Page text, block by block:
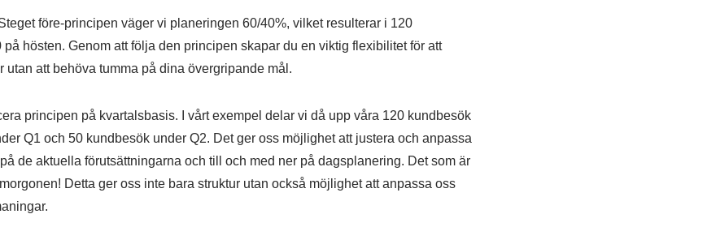
före-principen väger vi planeringen 60/40%, vilket resulterar i 120
hösten. Genom att följa den principen skapar du en viktig flexibilitet för att
utan att behöva tumma på dina övergripande mål.
principen på kvartalsbasis. I vårt exempel delar vi då upp våra 120 kundbesök
Q1 och 50 kundbesök under Q2. Det ger oss möjlighet att justera och anpassa
de aktuella förutsättningarna och till och med ner på dagsplanering. Det som är
Detta ger oss inte bara struktur utan också möjlighet att anpassa oss